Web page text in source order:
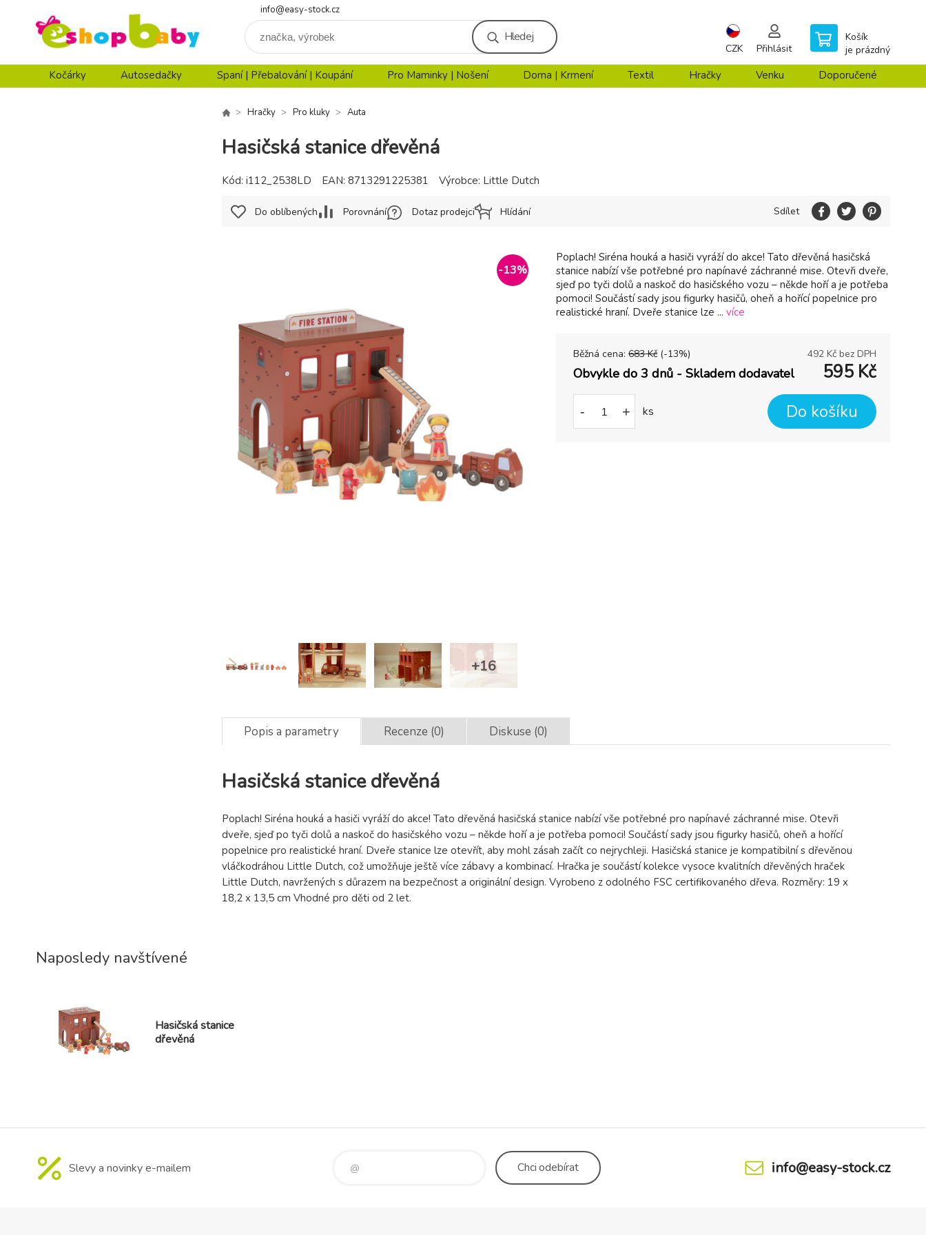
info@easy-stock.cz
Hledej
CZK Přihlásit
Košík
je prázdný
Kočárky Autosedačky Spaní | Přebalování | Koupání Pro Maminky | Nošení Doma | Krmení Textil Hračky Venku Doporučené
Hračky Pro kluky Auta
Hasičská stanice dřevěná
-13%
Poplach! Siréna houká a hasiči vyráží do akce! Tato dřevěná hasičská
stanice nabízí vše potřebné pro napínavé záchranné mise. Otevři dveře,
sjeď po tyči dolů a naskoč do hasičského vozu – někde hoří a je potřeba
pomoci! Součástí sady jsou figurky hasičů, oheň a hořící popelnice pro
realistické hraní. Dveře stanice lze ... více
Běžná cena: 683 Kč (-13%) 492 Kč bez DPH
Obvykle do 3 dnů - Skladem dodavatel 595 Kč
- + ks Do košíku
Kód: i112_2538LD EAN: 8713291225381 Výrobce: Little Dutch
Do oblíbených Porovnání Dotaz prodejci Hlídání Sdílet
Popis a parametry Recenze (0) Diskuse (0)
Hasičská stanice dřevěná
Poplach! Siréna houká a hasiči vyráží do akce! Tato dřevěná hasičská stanice nabízí vše potřebné pro napínavé záchranné mise. Otevři
dveře, sjeď po tyči dolů a naskoč do hasičského vozu – někde hoří a je potřeba pomoci! Součástí sady jsou figurky hasičů, oheň a hořící
popelnice pro realistické hraní. Dveře stanice lze otevřít, aby mohl zásah začít co nejrychleji. Hasičská stanice je kompatibilní s dřevěnou
vláčkodráhou Little Dutch, což umožňuje ještě více zábavy a kombinací. Hračka je součástí kolekce vysoce kvalitních dřevěných hraček
Little Dutch, navržených s důrazem na bezpečnost a originální design. Vyrobeno z odolného FSC certifikovaného dřeva. Rozměry: 19 x
18,2 x 13,5 cm Vhodné pro děti od 2 let.
Naposledy navštívené
Hasičská stanice
dřevěná
Slevy a novinky e-mailem Chciodebírat info@easy-stock.cz